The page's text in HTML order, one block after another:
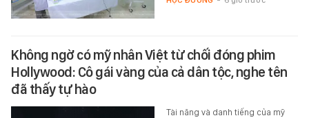
Không ngờ có mỹ nhân Việt từ chối đóng phim
Hollywood: Cô gái vàng của cả dân tộc, nghe tên
đã thấy tự hào
Tài năng và danh tiếng của mỹ